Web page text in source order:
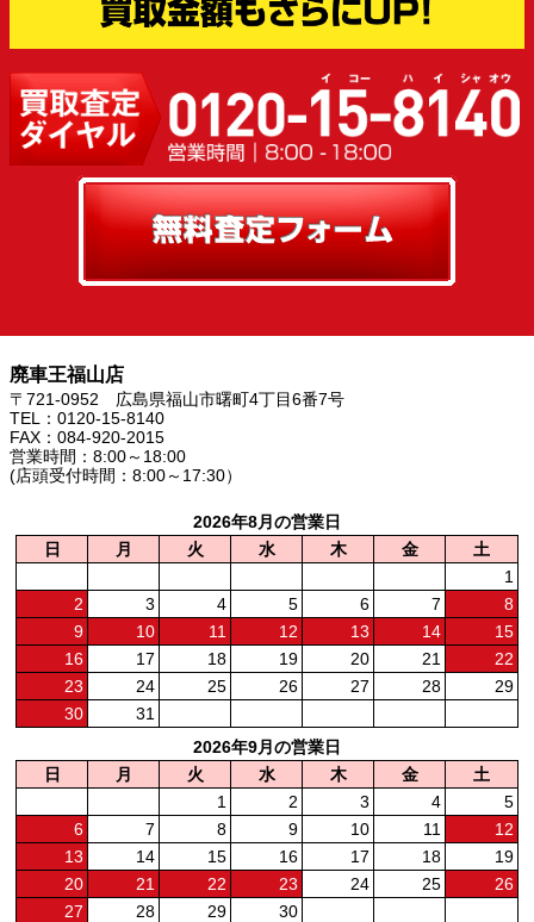
廃車王福山店
〒721-0952 広島県福山市曙町4丁目6番7号
TEL：0120-15-8140
FAX：084-920-2015
営業時間：8:00～18:00
(店頭受付時間：8:00～17:30）
2026年8月の営業日
日
月 火 水 木 金
土
1
2
3 4 5 6 7
8
9
10 11 12 13 14
15
16
17 18 19 20 21
22
23
24 25 26 27 28
29
30
31
2026年9月の営業日
日
月 火 水 木 金
土
1
2 3 4
5
6
7 8 9 10 11
12
13
14 15 16 17 18
19
20
21 22 23 24 25
26
27
28 29 30